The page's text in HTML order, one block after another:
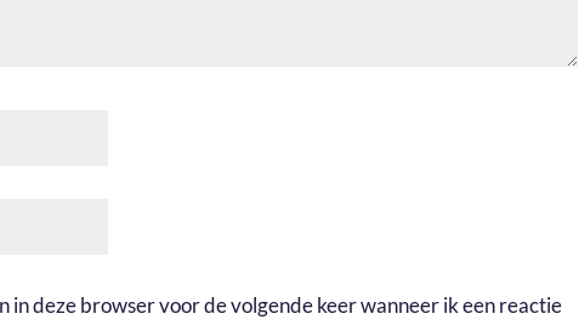
in deze browser voor de volgende keer wanneer ik een reactie